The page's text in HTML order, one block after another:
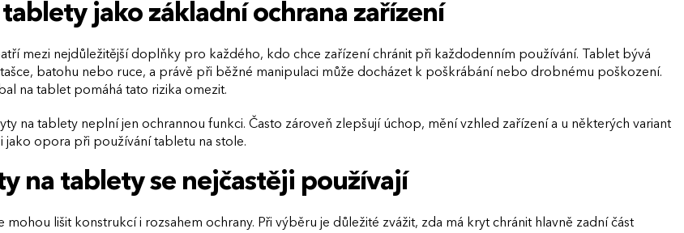
jako základní ochrana zařízení
mezi nejdůležitější doplňky pro každého, kdo chce zařízení chránit při každodenním používání. Tablet bývá
batohu nebo ruce, a právě při běžné manipulaci může docházet k poškrábání nebo drobnému poškození.
na tablet pomáhá tato rizika omezit.
na tablety neplní jen ochrannou funkci. Často zároveň zlepšují úchop, mění vzhled zařízení a u některých variant
jako opora při používání tabletu na stole.
na tablety se nejčastěji používají
mohou lišit konstrukcí i rozsahem ochrany. Při výběru je důležité zvážit, zda má kryt chránit hlavně zadní část